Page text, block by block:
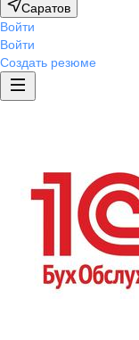
Саратов
Войти
Войти
Создать резюме